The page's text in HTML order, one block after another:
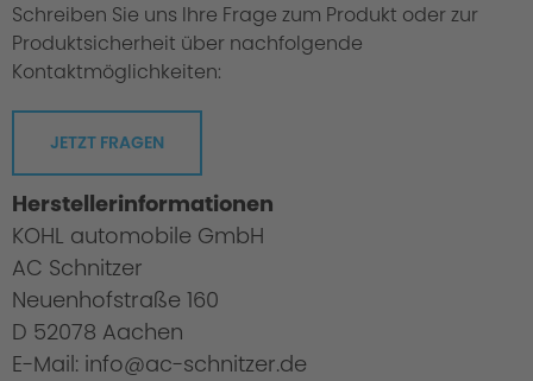
Schreiben Sie uns Ihre Frage zum Produkt oder zur
Produktsicherheit über nachfolgende
Kontaktmöglichkeiten:
JETZT FRAGEN
Herstellerinformationen
KOHL automobile GmbH
AC Schnitzer
Neuenhofstraße 160
D 52078 Aachen
E-Mail: info@ac-schnitzer.de